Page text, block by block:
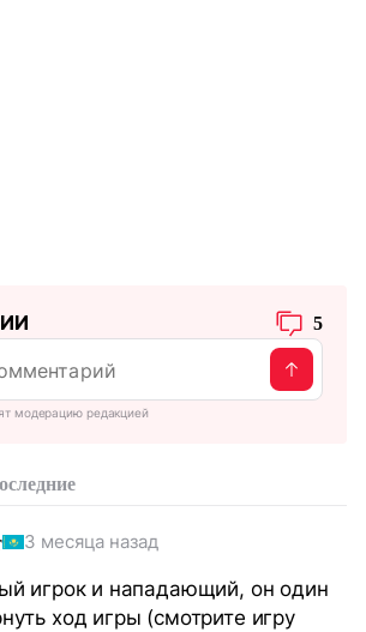
5
модерацию редакцией
3 месяца назад
игрок и нападающий, он один
ход игры (смотрите игру